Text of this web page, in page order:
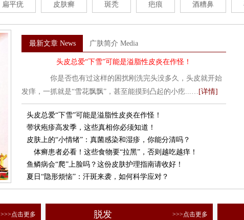
扁平疣 皮肤癣 斑秃 疤痕 酒糟鼻
最新文章 News 广肤简介 Media
头皮总爱“下雪”可能是溢脂性皮炎在作怪！
你是否也有过这样的困扰刚洗完头没多久，头皮就开始
发痒，一抓就是“雪花飘飘”，甚至能摸到凸起的小疙...… [详情]
头皮总爱“下雪”可能是溢脂性皮炎在作怪！
带状疱疹高发季，这些真相你必须知道！
皮肤上的“小情绪”：真菌感染和湿疹，你能分清吗？
体癣患者必看！这些食物要“拉黑”，否则越吃越痒！
鱼鳞病会“爬”上脸吗？这份皮肤护理指南请收好！
夏日“隐形烦恼”：汗斑来袭，如何科学应对？
>>>点击更多 脱发 >>>点击更多